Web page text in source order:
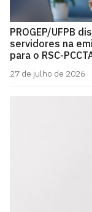
PROGEP/UFPB
servidores na
para o RSC-
27 de julho de 2026